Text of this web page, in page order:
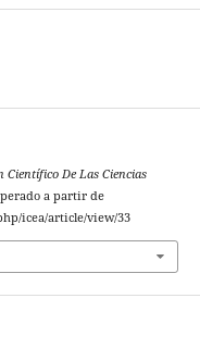
Científico De Las Ciencias
a partir de
icea/article/view/33